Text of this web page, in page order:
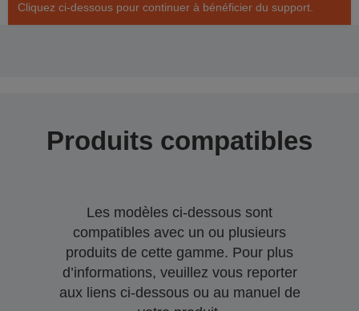
Cliquez ci-dessous pour continuer à bénéficier du support.
Produits compatibles
Les modèles ci-dessous sont
compatibles avec un ou plusieurs
produits de cette gamme. Pour plus
d’informations, veuillez vous reporter
aux liens ci-dessous ou au manuel de